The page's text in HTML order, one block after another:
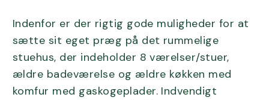
Indenfor er der rigtig gode muligheder for at
sætte sit eget præg på det rummelige
stuehus, der indeholder 8 værelser/stuer,
ældre badeværelse og ældre køkken med
komfur med gaskogeplader. Indvendigt